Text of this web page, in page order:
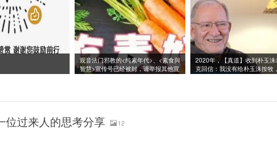
观音法门邪教的<纯素年代>、<素食與
智慧>宣传号已经被封，请举报其他宣
传号
2020年，【真道】收到朴玉
克回信：我没有给朴玉洙按牧
自封的牧师！
位过来人的思考分享
12